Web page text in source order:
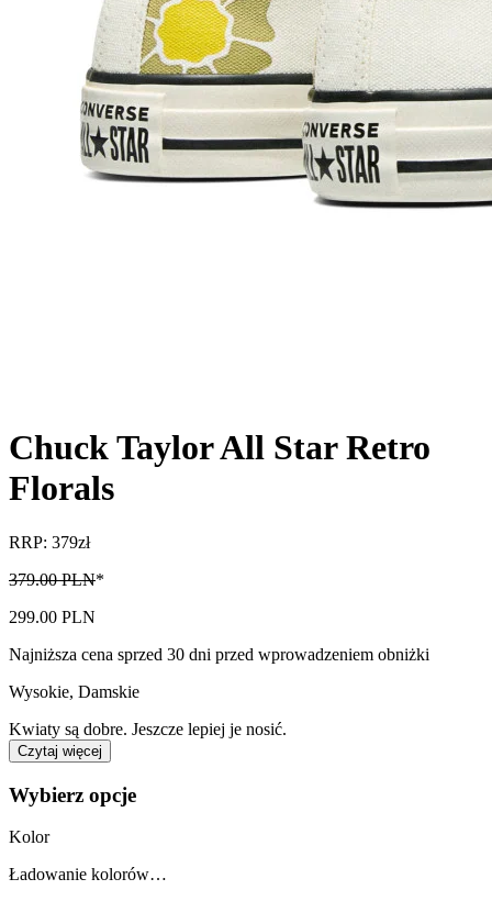
Chuck Taylor All Star Retro
Florals
RRP: 379zł
379.00 PLN*
299.00 PLN
Najniższa cena sprzed 30 dni przed wprowadzeniem obniżki
Wysokie, Damskie
Kwiaty są dobre. Jeszcze lepiej je nosić.
Czytaj więcej
Wybierz opcje
Kolor
Ładowanie kolorów…